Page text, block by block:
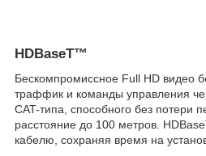
HDBaseT™
Бескомпромиссное Full HD видео
траффик и команды управления
CAT-типа, способного без потери
расстояние до 100 метров.
кабелю, сохраняя время на